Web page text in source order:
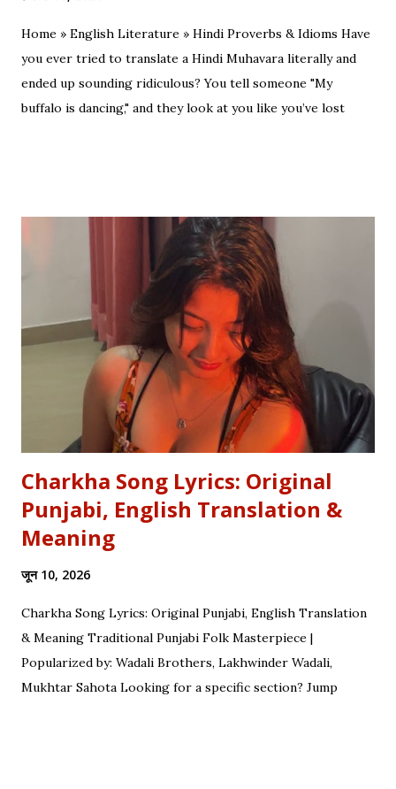
Home » English Literature » Hindi Proverbs & Idioms Have
you ever tried to translate a Hindi Muhavara literally and
ended up sounding ridiculous? You tell someone "My
buffalo is dancing," and they look at you like you’ve lost
Stop Saying "My Buffalo is Dancing"! Learn the correct
English equivalents for famous Hindi idioms before your
next exam. In 2010, the internet struggled to find the
meaning of "Sau sonaar ki, ek lohaar ki." We are here to
settle that debate once and for all. Whether you are a
student eyeing the lucrative RBI Rajbhasha Adhikari Salary
& Job Profile , a scholar researching Vidyapati...
Charkha Song Lyrics: Original
Punjabi, English Translation &
Meaning
जून 10, 2026
Charkha Song Lyrics: Original Punjabi, English Translation
& Meaning Traditional Punjabi Folk Masterpiece |
Popularized by: Wadali Brothers, Lakhwinder Wadali,
Mukhtar Sahota Looking for a specific section? Jump